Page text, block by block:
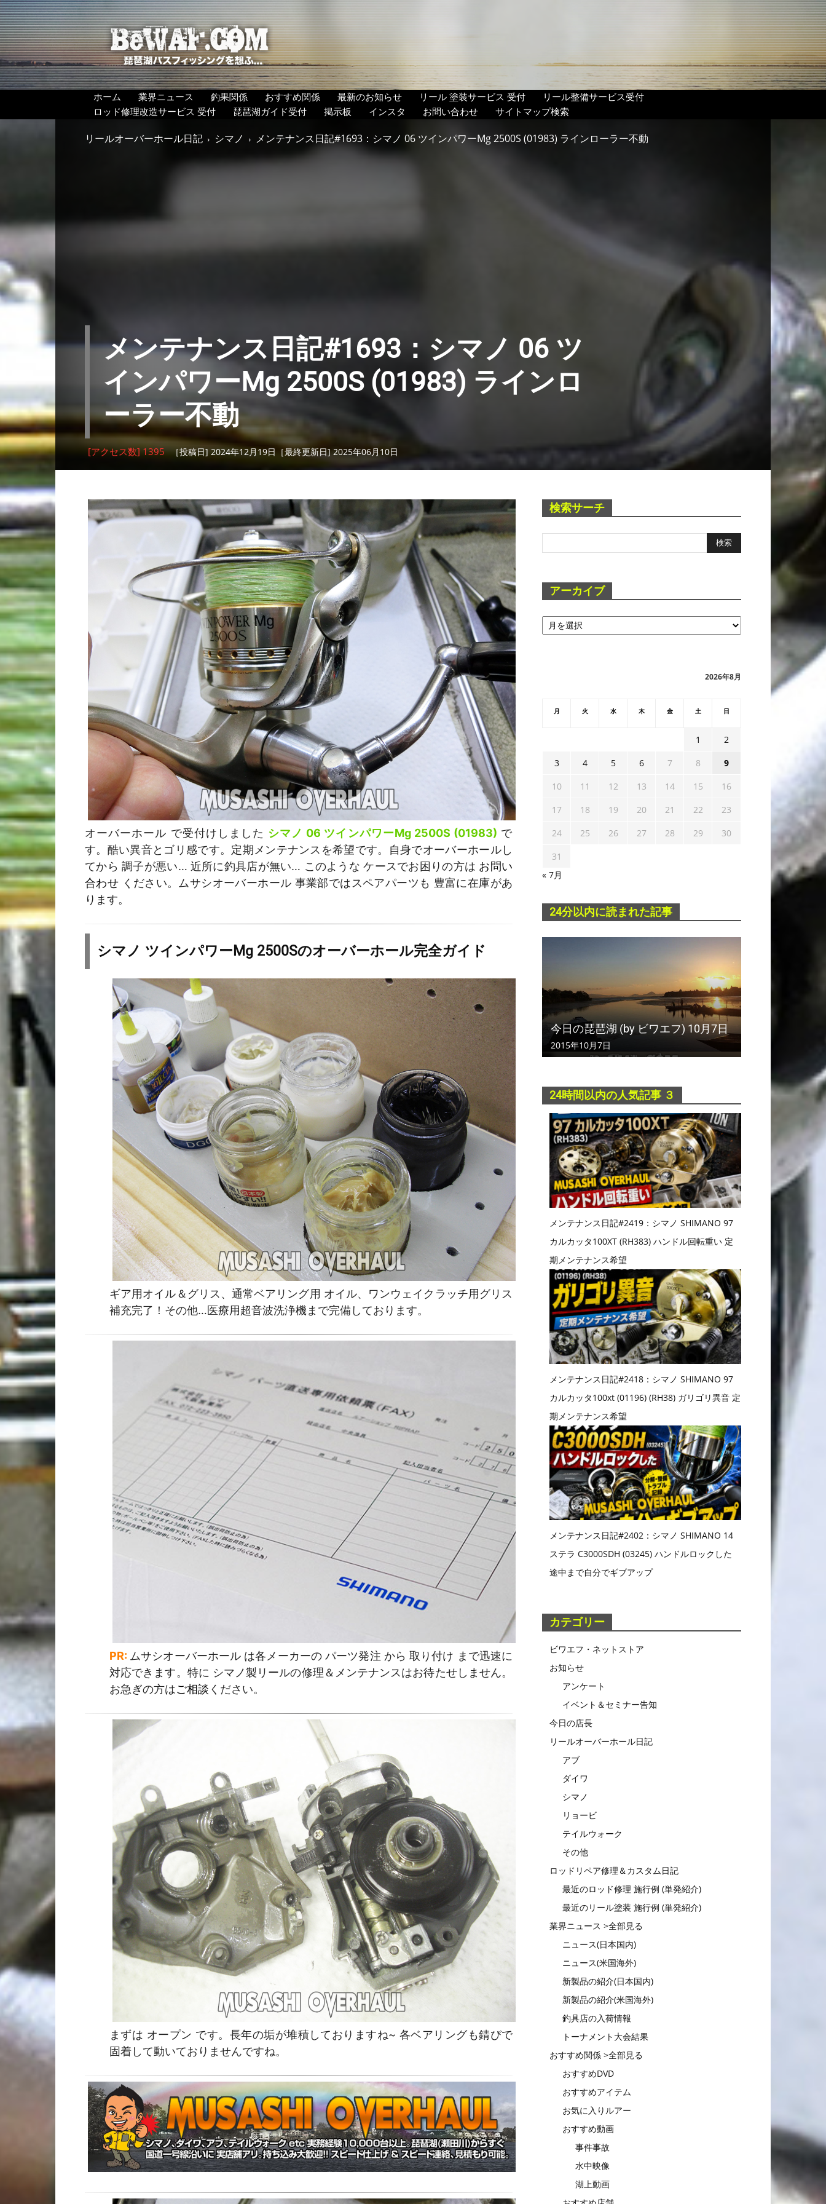
BeWAF
(ビ
ワ
エ
フ）
ホーム 業界ニュース 釣果関係 おすすめ関係 最新のお知らせ リール 塗装サービス 受付
リール整備サービス受付
ロッド修理改造サービス 受付
琵琶湖ガイド受付 掲示板 インスタ お問い合わせ サイトマップ検索
リールオーバーホール日記 シマノ メンテナンス日記#1693：シマノ 06 ツインパワーMg 2500S (01983) ラインローラー不動
メンテナンス日記#1693：シマノ 06 ツ
インパワーMg 2500S (01983) ラインロ
ーラー不動
[アクセス数] 1395 ［投稿日] 2024年12月19日［最終更新日] 2025年06月10日
オーバーホール で受付けしました シマノ 06 ツインパワーMg 2500S (01983) で
す。酷い異音とゴリ感です。定期メンテナンスを希望です。自身でオーバーホールし
てから 調子が悪い… 近所に釣具店が無い… このような ケースでお困りの方は お問い
合わせ ください。ムサシオーバーホール 事業部ではスペアパーツも 豊富に在庫があ
ります。
シマノ ツインパワーMg 2500Sのオーバーホール完全ガイド
ギア用オイル＆グリス、通常ベアリング用 オイル、ワンウェイクラッチ用グリス
補充完了！その他…医療用超音波洗浄機まで完備しております。
PR: ムサシオーバーホール は各メーカーの パーツ発注 から 取り付け まで迅速に
対応できます。特に シマノ製リールの修理＆メンテナンスはお待たせしません。
お急ぎの方はご相談 ください。
まずは オープン です。長年の垢が堆積しておりますね~ 各ベアリングも錆びで
固着して動いておりませんですね。
検索サーチ
アーカイブ
ア
ー
2026年8月
月 火 水 木 金 土 日
1
2
3
4 5 6 7 8
9
10
11 12 13 14 15
16
17
18 19 20 21 22
23
24
25 26 27 28 29
30
31
« 7月
24分以内に読まれた記事
今日の琵琶湖 (by ビワエフ) 10月7日
2015年10月7日
24時間以内の人気記事 ３
メンテナンス日記#2419：シマノ SHIMANO 97
カルカッタ100XT (RH383) ハンドル回転重い 定
期メンテナンス希望
メンテナンス日記#2418：シマノ SHIMANO 97
カルカッタ100xt (01196) (RH38) ガリゴリ異音 定
期メンテナンス希望
メンテナンス日記#2402：シマノ SHIMANO 14
ステラ C3000SDH (03245) ハンドルロックした
途中まで自分でギブアップ
カテゴリー
ビワエフ・ネットストア
お知らせ
アンケート
イベント＆セミナー告知
今日の店長
リールオーバーホール日記
アブ
ダイワ
シマノ
リョービ
テイルウォーク
その他
ロッドリペア修理＆カスタム日記
最近のロッド修理 施行例 (単発紹介)
最近のリール塗装 施行例 (単発紹介)
業界ニュース >全部見る
ニュース(日本国内)
ニュース(米国海外)
新製品の紹介(日本国内)
新製品の紹介(米国海外)
釣具店の入荷情報
トーナメント大会結果
おすすめ関係 >全部見る
おすすめDVD
おすすめアイテム
お気に入りルアー
おすすめ動画
事件事故
水中映像
湖上動画